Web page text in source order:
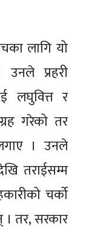
लागि यो
प्रहरी
लघुवित्त र
गरेको तर
। उनले
तराईसम्म
चर्को
तर, सरकार